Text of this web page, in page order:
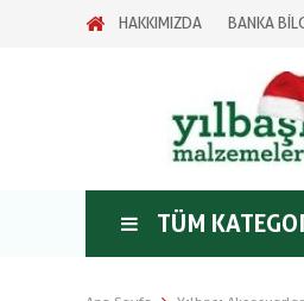
HAKKIMIZDA BANKA
TÜM